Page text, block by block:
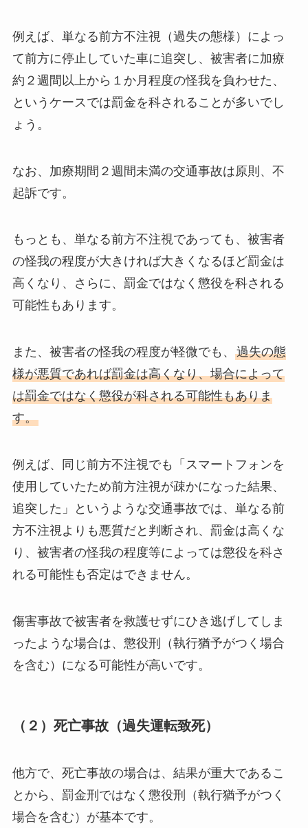
例えば、単なる前方不注視（過失の態様）によっ
て前方に停止していた車に追突し、被害者に加療
約２週間以上から１か月程度の怪我を負わせた、
というケースでは罰金を科されることが多いでし
ょう。
なお、加療期間２週間未満の交通事故は原則、不
起訴です。
もっとも、単なる前方不注視であっても、被害者
の怪我の程度が大きければ大きくなるほど罰金は
高くなり、さらに、罰金ではなく懲役を科される
可能性もあります。
また、被害者の怪我の程度が軽微でも、 過失の態
様が悪質であれば罰金は高くなり、場合によって
は罰金ではなく懲役が科される可能性もありま
す。
例えば、同じ前方不注視でも「スマートフォンを
使用していたため前方注視が疎かになった結果、
追突した」というような交通事故では、単なる前
方不注視よりも悪質だと判断され、罰金は高くな
り、被害者の怪我の程度等によっては懲役を科さ
れる可能性も否定はできません。
傷害事故で被害者を救護せずにひき逃げしてしま
ったような場合は、懲役刑（執行猶予がつく場合
を含む）になる可能性が高いです。
（２）死亡事故（過失運転致死）
他方で、死亡事故の場合は、結果が重大であるこ
とから、罰金刑ではなく懲役刑（執行猶予がつく
場合を含む）が基本です。